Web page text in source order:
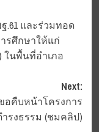
.61 และร่วมทอด
รศึกษาให้แก่
ในพื้นที่อำเภอ
Next:
อคืบหน้าโครงการ
ำรงธรรม (ชมคลิป)